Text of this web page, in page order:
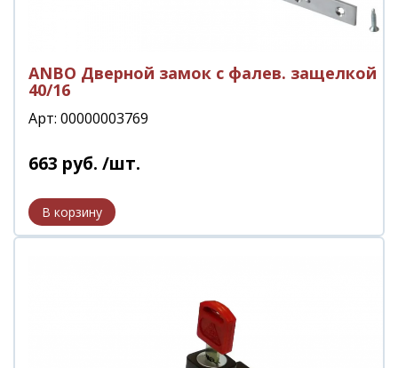
ANBO Дверной замок с фалев. защелкой
40/16
Арт: 00000003769
663 руб. /шт.